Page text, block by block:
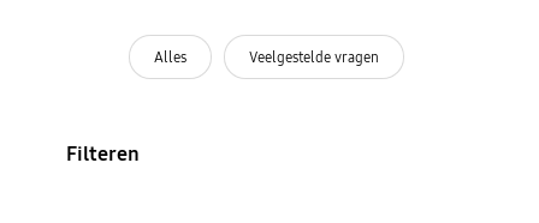
Alles Veelgestelde vragen
Filteren